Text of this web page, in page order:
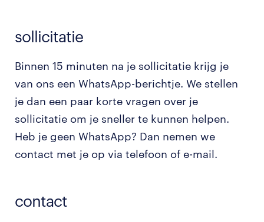
sollicitatie
Binnen 15 minuten na je sollicitatie krijg je
van ons een WhatsApp-berichtje. We stellen
je dan een paar korte vragen over je
sollicitatie om je sneller te kunnen helpen.
Heb je geen WhatsApp? Dan nemen we
contact met je op via telefoon of e-mail.
contact